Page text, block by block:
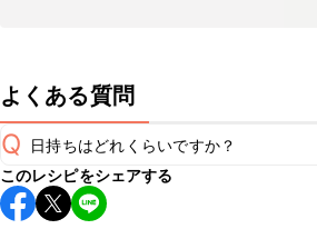
よくある質問
Q 日持ちはどれくらいですか？
保存期間は冷蔵で翌日中が目安です。な
し上がりください。
このレシピをシェアする